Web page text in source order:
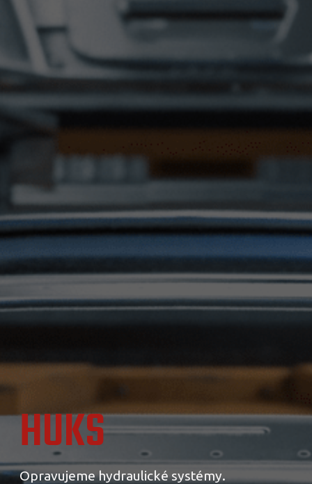
HUKS
Opravujeme hydraulické systémy.